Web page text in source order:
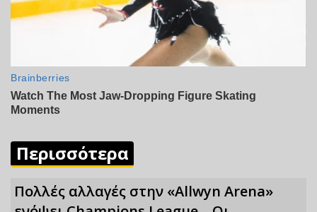
Περισσότερα
Πολλές αλλαγές στην «Allwyn Arena»